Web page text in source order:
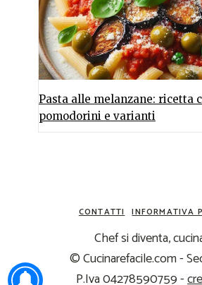
Pasta alle melanzane: ricetta
pomodorini e varianti
CONTATTI INFORMATIVA
Chef si diventa,
© Cucinarefacile.com -
P.Iva 04278590759 -